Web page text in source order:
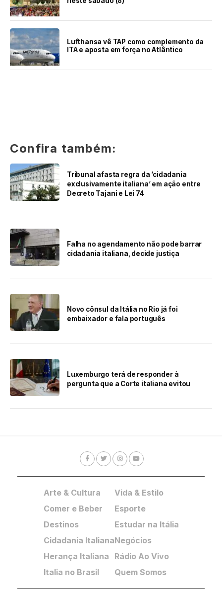
Lufthansa vê TAP como complemento da
ITA e aposta em força no Atlântico
Confira também:
Tribunal afasta regra da ‘cidadania
exclusivamente italiana’ em ação entre
Decreto Tajani e Lei 74
Falha no agendamento não pode barrar
cidadania italiana, decide justiça
Novo cônsul da Itália no Rio já foi
embaixador e fala português
Luxemburgo terá de responder à
pergunta que a Corte italiana evitou
Arte & Cultura
Comer e Beber
Destinos
Cidadania Italiana
Herança Italiana
Italia no Brasil
Vida & Estilo
Esporte
Estudar na Itália
Negócios
Rádio Ao Vivo
Quem Somos